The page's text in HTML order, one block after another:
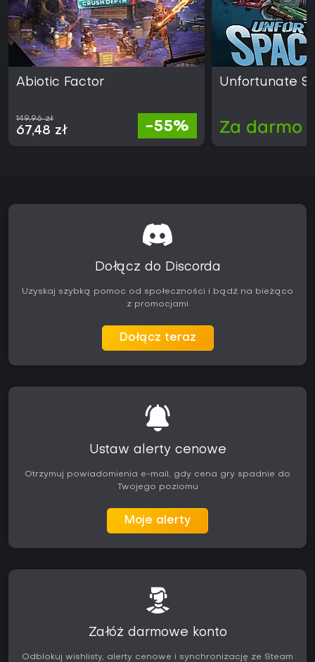
Abiotic Factor
149,96 zł
67,48 zł -55%
Unfortunate
Za darmo
Dołącz do Discorda
Uzyskaj szybką pomoc od społeczności i bądź na bieżąco
z promocjami
Dołącz teraz
Ustaw alerty cenowe
Otrzymuj powiadomienia e-mail, gdy cena gry spadnie do
Twojego poziomu
Moje alerty
Załóż darmowe konto
Odblokuj wishlisty, alerty cenowe i synchronizację ze Steam